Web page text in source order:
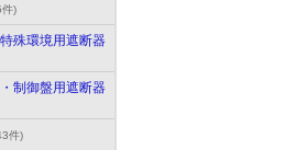
)
殊環境用遮断器
制御盤用遮断器
件)